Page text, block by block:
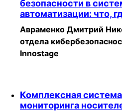
безопасности в
автоматизации: что,
Авраменко Дмитрий
отдела
Innostage
Комплексная
мониторинга